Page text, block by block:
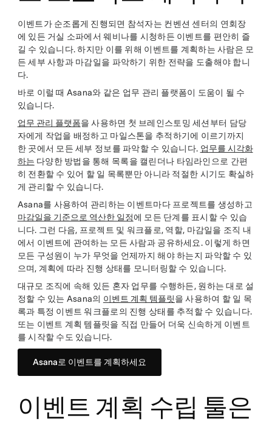
이벤트가 순조롭게 진행되면 참석자는 컨벤션 센터의 연회장
에 있든 거실 소파에서 웨비나를 시청하든 이벤트를 편안히 즐
길 수 있습니다. 하지만 이를 위해 이벤트를 계획하는 사람은 모
든 세부 사항과 마감일을 파악하기 위한 전략을 도출해야 합니
다.
바로 이럴 때 Asana와 같은 업무 관리 플랫폼이 도움이 될 수
있습니다.
업무 관리 플랫폼을 사용하면 첫 브레인스토밍 세션부터 담당
자에게 작업을 배정하고 마일스톤을 추적하기에 이르기까지
한 곳에서 모든 세부 정보를 파악할 수 있습니다. 업무를 시각화
하는 다양한 방법을 통해 목록을 캘린더나 타임라인으로 간편
히 전환할 수 있어 할 일 목록뿐만 아니라 적절한 시기도 확실하
게 관리할 수 있습니다.
Asana를 사용하여 관리하는 이벤트마다 프로젝트를 생성하고
마감일을 기준으로 역산한 일정에 모든 단계를 표시할 수 있습
니다. 그런 다음, 프로젝트 및 워크플로, 역할, 마감일을 조직 내
에서 이벤트에 관여하는 모든 사람과 공유하세요. 이렇게 하면
모든 구성원이 누가 무엇을 언제까지 해야 하는지 파악할 수 있
으며, 계획에 따라 진행 상태를 모니터링할 수 있습니다.
대규모 조직에 속해 있든 혼자 업무를 수행하든, 원하는 대로 설
정할 수 있는 Asana의 이벤트 계획 템플릿을 사용하여 할 일 목
록과 특정 이벤트 워크플로의 진행 상태를 추적할 수 있습니다.
또는 이벤트 계획 템플릿을 직접 만들어 더욱 신속하게 이벤트
를 시작할 수도 있습니다.
Asana로 이벤트를 계획하세요
이벤트 계획 수립 툴은